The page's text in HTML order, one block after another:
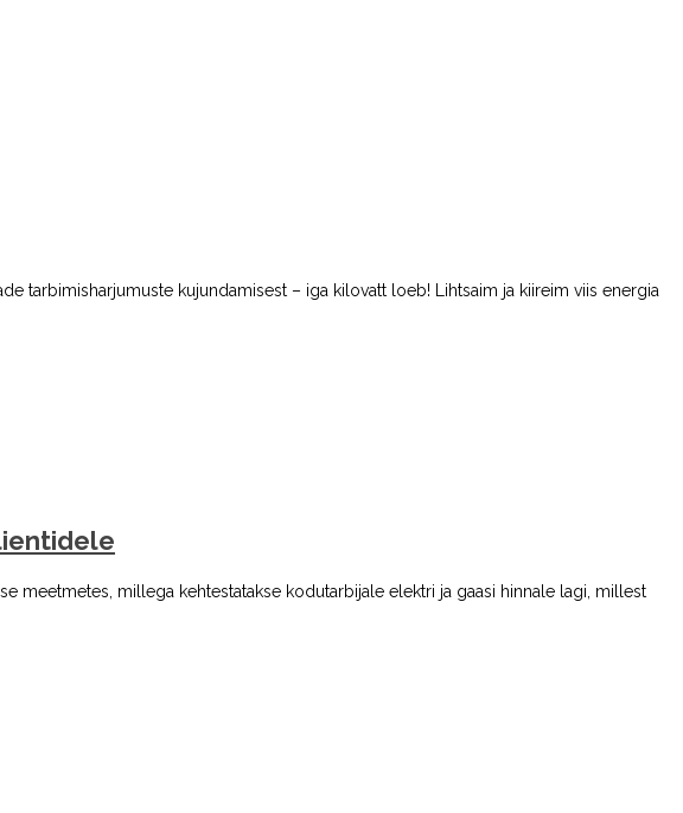
tarbimisharjumuste kujundamisest – iga kilovatt loeb! Lihtsaim ja kiireim viis energia
meetmetes, millega kehtestatakse kodutarbijale elektri ja gaasi hinnale lagi, millest